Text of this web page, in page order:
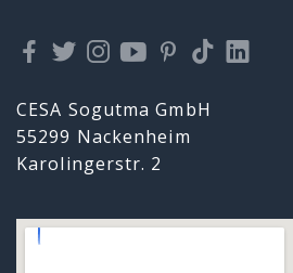
CESA Sogutma GmbH
55299 Nackenheim
Karolingerstr. 2